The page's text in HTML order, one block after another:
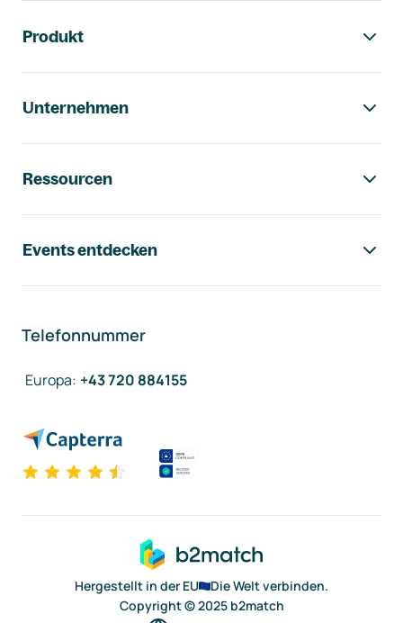
Produkt
Unternehmen
Ressourcen
Events entdecken
Telefonnummer
Europa: +43 720 884155
Hergestellt in der EU
Die Welt verbinden.
Copyright © 2025 b2match